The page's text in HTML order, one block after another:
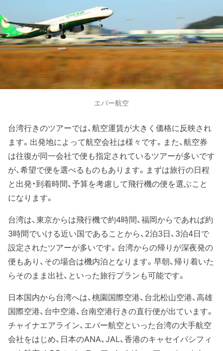
エバー航空
台湾行きのツアーでは、航空運賃が大きく価格に反映され
ます。出発地によって航空会社は様々です。また、航空券
は往復が同一会社で便も指定されているツアーが多いです
が、希望で便を選べるものもあります。まずは旅行の日程
と出発・到着時間、予算を考慮して飛行機の便を選ぶこと
になります。
台湾は、東京からは飛行機で約4時間、福岡からであれば約
3時間でいける近い国であることから、2泊3日、3泊4日で
設定されたツアーが多いです。台湾からの帰りが深夜発の
便もあり、その場合は機内泊となります。早朝、帰り着いた
らそのまま出社、といった旅行プランも可能です。
日本国内から台湾へは、桃園国際空港、台北松山空港、高雄
国際空港、台中空港、台南空港行きの直行便が出ています。
チャイナエアライン、エバー航空といった台湾の大手航空
会社をはじめ、日本のANA、JAL、香港のキャセイパシフィ